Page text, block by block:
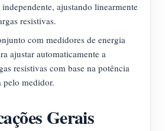
ajustando linearmente
resistivas.
com medidores de energia
ajustar automaticamente a
resistivas com base na potência
pelo medidor.
Gerais